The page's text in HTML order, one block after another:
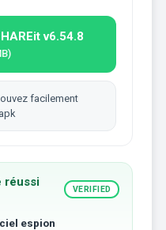
v6.54.8
facilement
réussi
VERIFIED
espion